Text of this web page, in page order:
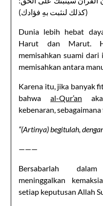
(كذلك لنثبت بهِ فؤادك)
Dunia lebih hebat
Harut dan Marut.
memisahkan suami dari
memisahkan antara
Karena itu, jika banyak
bahwa al-Qur’an
kebenaran,
“(Artinya) begitulah,
———
Bersabarlah
meninggalkan
setiap keputusan Allah